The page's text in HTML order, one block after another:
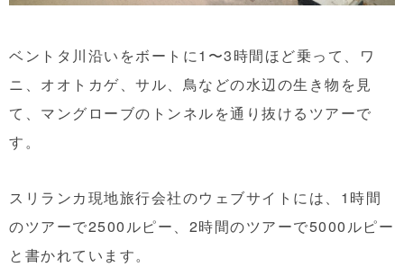
ベントタ川沿いをボートに1〜3時間ほど乗って、ワ
ニ、オオトカゲ、サル、鳥などの水辺の生き物を見
て、マングローブのトンネルを通り抜けるツアーで
す。
スリランカ現地旅行会社のウェブサイトには、1時間
のツアーで2500ルピー、2時間のツアーで5000ルピー
と書かれています。